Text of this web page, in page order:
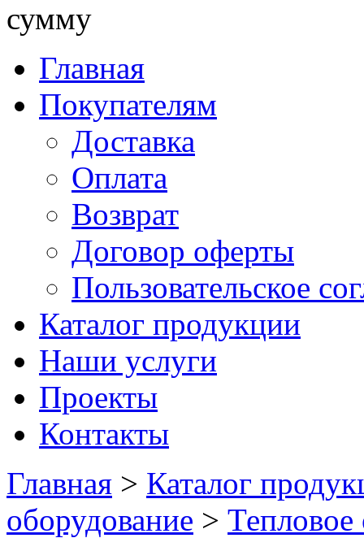
сумму
Главная
Покупателям
Доставка
Оплата
Возврат
Договор оферты
Пользовательское
Каталог продукции
Наши услуги
Проекты
Контакты
Главная > Каталог
оборудование > Тепловое